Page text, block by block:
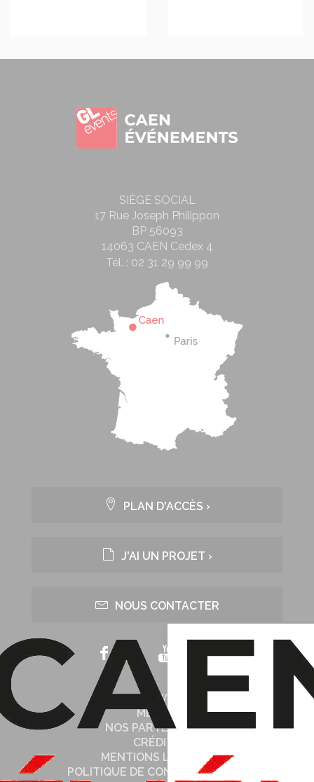
SIÈGE SOCIAL
17 Rue Joseph Philippon
BP 56093
14063 CAEN Cedex 4
Tél. : 02 31 29 99 99
PLAN D'ACCÈS ›
J'AI UN PROJET ›
NOUS CONTACTER
NOTRE WEB TV
MÉDIAS
NOS PARTENAIRES
CRÉDITS
MENTIONS LÉGALES
POLITIQUE DE CONFIDENTIALITÉ